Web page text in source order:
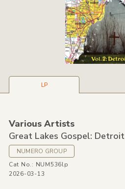
LP
Various Artists
Great Lakes Gospel: Detroit
NUMERO GROUP
Cat No.: NUM536lp
2026-03-13